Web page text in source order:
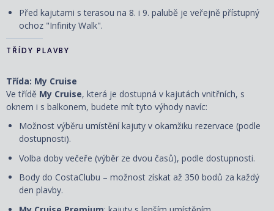
Před kajutami s terasou na 8. i 9. palubě je veřejně přístupný
ochoz "Infinity Walk".
TŘÍDY PLAVBY
Třída: My Cruise
Ve třídě My Cruise, která je dostupná v kajutách vnitřních, s
oknem i s balkonem, budete mít tyto výhody navíc:
Možnost výběru umístění kajuty v okamžiku rezervace (podle
dostupnosti).
Volba doby večeře (výběr ze dvou časů), podle dostupnosti.
Body do CostaClubu – možnost získat až 350 bodů za každý
den plavby.